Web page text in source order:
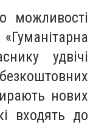
можливості
удвічі
нових
входять до